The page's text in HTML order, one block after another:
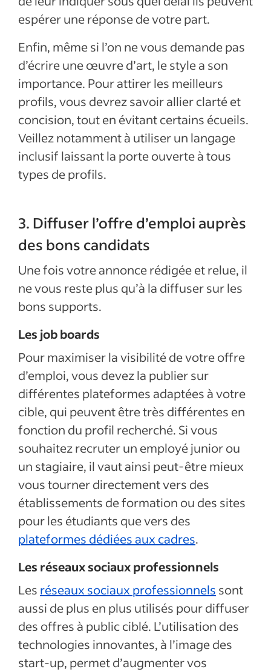
espérer une réponse de votre part.
Enfin, même si l’on ne vous demande pas
d’écrire une œuvre d’art, le style a son
importance. Pour attirer les meilleurs
profils, vous devrez savoir allier clarté et
concision, tout en évitant certains écueils.
Veillez notamment à utiliser un langage
inclusif laissant la porte ouverte à tous
types de profils.
3. Diffuser l’offre d’emploi auprès
des bons candidats
Une fois votre annonce rédigée et relue, il
ne vous reste plus qu’à la diffuser sur les
bons supports.
Les job boards
Pour maximiser la visibilité de votre offre
d’emploi, vous devez la publier sur
différentes plateformes adaptées à votre
cible, qui peuvent être très différentes en
fonction du profil recherché. Si vous
souhaitez recruter un employé junior ou
un stagiaire, il vaut ainsi peut-être mieux
vous tourner directement vers des
établissements de formation ou des sites
pour les étudiants que vers des
plateformes dédiées aux cadres.
Les réseaux sociaux professionnels
Les réseaux sociaux professionnels sont
aussi de plus en plus utilisés pour diffuser
des offres à public ciblé. L’utilisation des
technologies innovantes, à l’image des
start-up, permet d’augmenter vos